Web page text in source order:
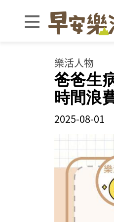
樂活人物
爸爸生
時間浪
2025-08-01